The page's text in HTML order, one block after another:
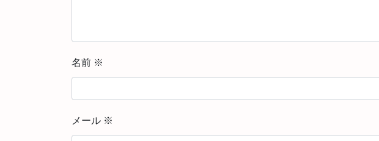
名前 ※
メール ※